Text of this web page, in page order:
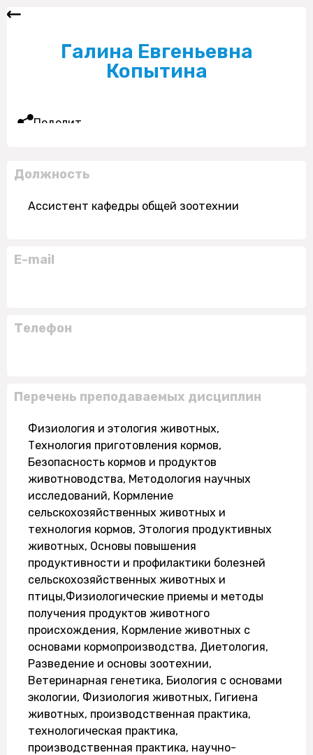
Галина Евгеньевна
Копытина
Поделиться
Должность
Ассистент кафедры общей зоотехнии
E-mail
Телефон
Перечень преподаваемых дисциплин
Физиология и этология животных,
Технология приготовления кормов,
Безопасность кормов и продуктов
животноводства, Методология научных
исследований, Кормление
сельскохозяйственных животных и
технология кормов, Этология продуктивных
животных, Основы повышения
продуктивности и профилактики болезней
сельскохозяйственных животных и
птицы,Физиологические приемы и методы
получения продуктов животного
происхождения, Кормление животных с
основами кормопроизводства, Диетология,
Разведение и основы зоотехнии,
Ветеринарная генетика, Биология с основами
экологии, Физиология животных, Гигиена
животных, производственная практика,
технологическая практика,
производственная практика, научно-